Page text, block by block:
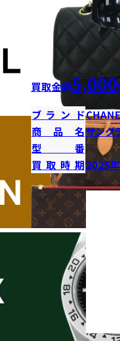
買取金額5,000
ブランド
商品名サング
型番
買取時期2025